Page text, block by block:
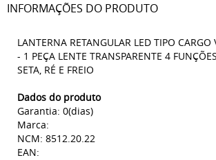
INFORMAÇÕES DO PRODUTO
LANTERNA RETANGULAR LED TIPO CARGO
- 1 PEÇA LENTE TRANSPARENTE 4
SETA, RÉ E FREIO
Dados do produto
Garantia: 0(dias)
Marca:
NCM: 8512.20.22
EAN: